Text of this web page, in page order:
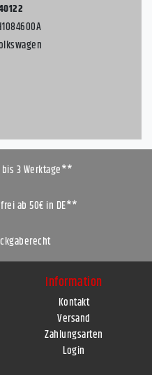
3 Werktage**
ab 50€ in DE**
Information
Kontakt
Versand
Zahlungsarten
Login